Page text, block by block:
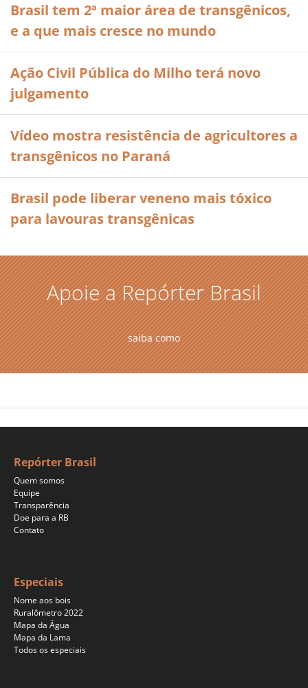
Brasil tem 2ª maior área de transgênicos,
e a que mais cresce no mundo
Ação Civil Pública do Milho terá novo
julgamento
Vídeo mostra resistência de agricultores a
transgênicos no Paraná
Brasil pode liberar veneno mais tóxico
para lavouras transgênicas
Apoie a Repórter Brasil
saiba como
Repórter Brasil
Quem somos
Equipe
Transparência
Doe para a RB
Contato
Especiais
Nome aos bois
Ruralômetro 2022
Mapa da Água
Mapa da Lama
Todos os especiais